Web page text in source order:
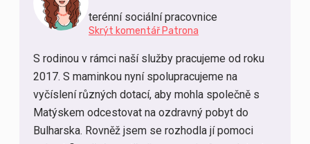
terénní sociální pracovnice
Skrýt komentář Patrona
S rodinou v rámci naší služby pracujeme od roku
2017. S maminkou nyní spolupracujeme na
vyčíslení různých dotací, aby mohla společně s
Matýskem odcestovat na ozdravný pobyt do
Bulharska. Rovněž jsem se rozhodla jí pomoci